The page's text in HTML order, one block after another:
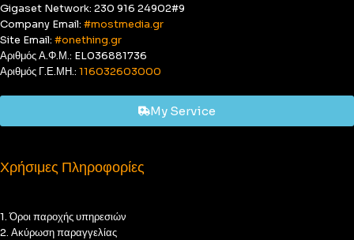
Gigaset Network: 230 916 24902#9
Company Email: #mostmedia.gr
Site Email: #onething.gr
Αριθμός Α.Φ.Μ.: EL036881736
Αριθμός Γ.Ε.ΜΗ.: 116032603000
My Service
Χρήσιμες Πληροφορίες
1. Όροι παροχής υπηρεσιών
2. Ακύρωση παραγγελίας